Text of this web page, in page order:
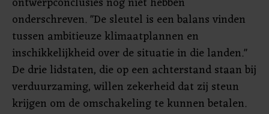
onderschreven. "De sleutel is een balans vinden
tussen ambitieuze klimaatplannen en
inschikkelijkheid over de situatie in die landen."
De drie lidstaten, die op een achterstand staan bij
verduurzaming, willen zekerheid dat zij steun
krijgen om de omschakeling te kunnen betalen.